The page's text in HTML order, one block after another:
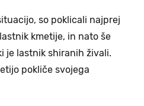
so poklicali najprej
kmetije, in nato še
je lastnik shiranih živali.
pokliče svojega